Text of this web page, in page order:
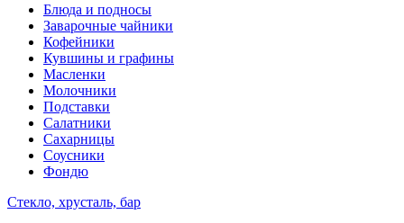
Блюда и подносы
Заварочные чайники
Кофейники
Кувшины и графины
Масленки
Молочники
Подставки
Салатники
Сахарницы
Соусники
Фондю
Стекло, хрусталь, бар